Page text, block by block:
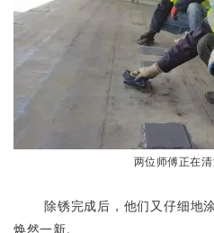
两位师傅正在
除锈完成后，他们又仔细地
焕然一新。